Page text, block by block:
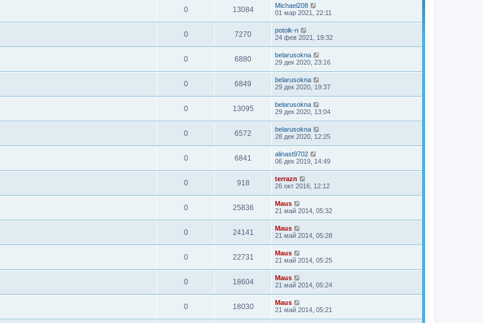
0 13084
Michael208
01 мар 2021, 22:11
0 7270
potolk-n
24 фев 2021, 19:32
0 6880
belarusokna
29 дек 2020, 23:16
0 6849
belarusokna
29 дек 2020, 19:37
0 13095
belarusokna
29 дек 2020, 13:04
0 6572
belarusokna
28 дек 2020, 12:25
0 6841
alinast9702
06 дек 2019, 14:49
0 918
terrazn
26 окт 2016, 12:12
0 25836
Maus
21 май 2014, 05:32
0 24141
Maus
21 май 2014, 05:28
0 22731
Maus
21 май 2014, 05:25
0 18604
Maus
21 май 2014, 05:24
0 18030
Maus
21 май 2014, 05:21